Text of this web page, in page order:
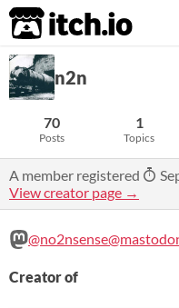
itch.io
n2n
70
Posts
1
Topics
A member registered
View creator page →
Creator of